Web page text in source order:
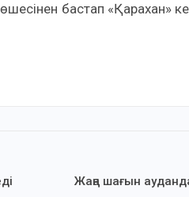
бастап «Қарахан»
Жаңа шағын